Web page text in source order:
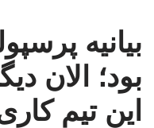
بیانیه
بود؛ الان
این تیم